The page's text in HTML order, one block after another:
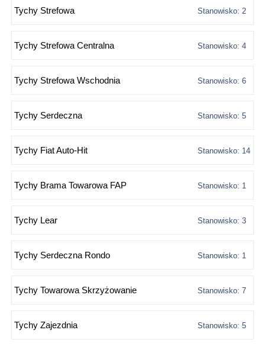
Tychy Strefowa Stanowisko: 2
Tychy Strefowa Centralna Stanowisko: 4
Tychy Strefowa Wschodnia Stanowisko: 6
Tychy Serdeczna Stanowisko: 5
Tychy Fiat Auto-Hit Stanowisko: 14
Tychy Brama Towarowa FAP Stanowisko: 1
Tychy Lear Stanowisko: 3
Tychy Serdeczna Rondo Stanowisko: 1
Tychy Towarowa Skrzyżowanie Stanowisko: 7
Tychy Zajezdnia Stanowisko: 5